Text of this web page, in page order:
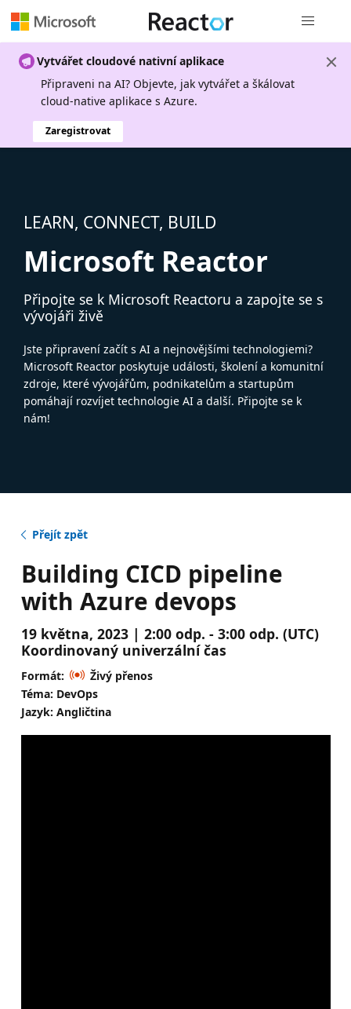
Vytvářet cloudové nativní aplikace
Připraveni na AI? Objevte, jak vytvářet a škálovat
cloud-native aplikace s Azure.
Zaregistrovat
LEARN, CONNECT, BUILD
Microsoft Reactor
Připojte se k Microsoft Reactoru a zapojte se s
vývojáři živě
Jste připravení začít s AI a nejnovějšími technologiemi?
Microsoft Reactor poskytuje události, školení a komunitní
zdroje, které vývojářům, podnikatelům a startupům
pomáhají rozvíjet technologie AI a další. Připojte se k
nám!
Přejít zpět
Building CICD pipeline
with Azure devops
19 května, 2023 | 2:00 odp. - 3:00 odp. (UTC)
Koordinovaný univerzální čas
Formát:
Živý přenos
Téma: DevOps
Jazyk: Angličtina